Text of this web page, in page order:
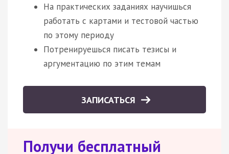
На практических заданиях научишься
работать с картами и тестовой частью
по этому периоду
Потренируешься писать тезисы и
аргументацию по этим темам
ЗАПИСАТЬСЯ
Получи бесплатный